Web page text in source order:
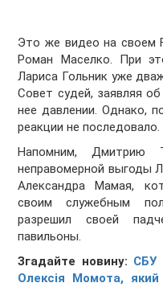
Это же видео на своем
Роман Маселко. При
Лариса Гольник уже
Совет судей, заявляя
нее давлении. Однако,
реакции не последовало.
Напомним, Дмитрию
неправомерной выгоды
Александра Мамая,
своим служебным
разрешил своей
павильоны.
Згадайте новину: СБУ
Олексія Момота,